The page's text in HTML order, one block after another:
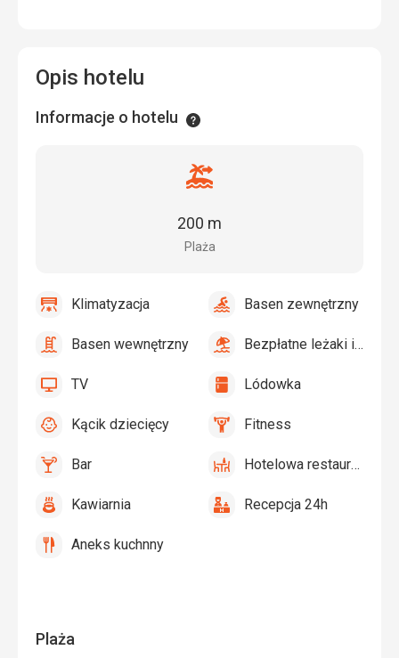
Plaża
Opis hotelu
Informacje o hotelu Informacje
Odległość
plaży
Plaża
200 m
Klimatyzacja
Klimatyzacja
tak
BasenBasen zewnętrzny
tak
BasenBasen wewnętrzny
tak
Bezpłatne
i
przy
Bezpłatne leżaki i parasole przy basenie
tak
TV TV
tak LódowkaLódowka
tak
Kącik
Basen
dzieci
Kącik dziecięcy
tak FitnessFitness
tak
Bar Bar
tak
Hotelowa
Hotelowa restauracja
tak
KawiarniaKawiarnia
tak
RecepcjaRecepcja 24h
tak
AneksAneks kuchnny
tak